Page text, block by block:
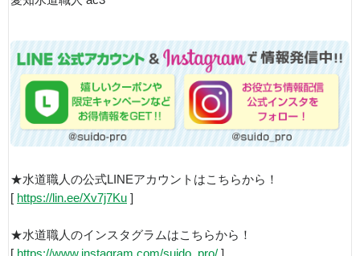
★水道職人の公式LINEアカウントはこちらから！
[ https://lin.ee/Xv7j7Ku ]
★水道職人のインスタグラムはこちらから！
[ https://www.instagram.com/suido_pro/ ]